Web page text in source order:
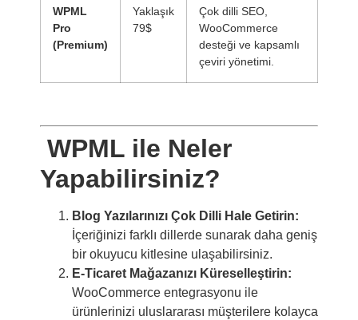
WPML
Pro
(Premium)
Yaklaşık
79$
Çok dilli SEO,
WooCommerce
desteği ve kapsamlı
çeviri yönetimi.
WPML ile Neler
Yapabilirsiniz?
Blog Yazılarınızı Çok Dilli Hale Getirin:
İçeriğinizi farklı dillerde sunarak daha geniş
bir okuyucu kitlesine ulaşabilirsiniz.
E-Ticaret Mağazanızı Küreselleştirin:
WooCommerce entegrasyonu ile
ürünlerinizi uluslararası müşterilere kolayca